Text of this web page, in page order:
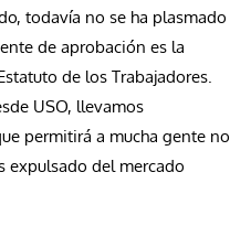
todavía no se ha plasmado
de aprobación es la
de los Trabajadores.
USO, llevamos
permitirá a mucha gente no
expulsado del mercado